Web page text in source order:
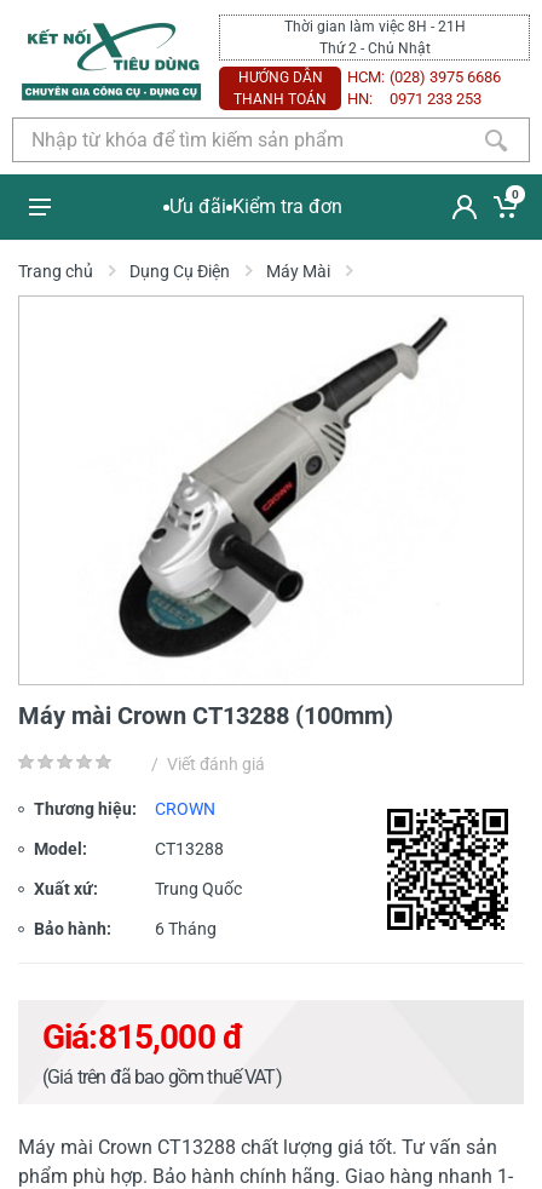
Thời gian làm việc 8H - 21H
Thứ 2 - Chủ Nhật
HƯỚNG DẪN
THANH TOÁN
HCM: (028) 3975 6686
HN:
0971 233 253
Ưu đãi Kiểm tra đơn
0
Trang chủ Dụng Cụ Điện Máy Mài
Máy mài Crown CT13288 (100mm)
/ Viết đánh giá
Thương hiệu: CROWN
Model: CT13288
Xuất xứ: Trung Quốc
Bảo hành: 6 Tháng
Giá:815,000 đ
(Giá trên đã bao gồm thuế VAT)
Máy mài Crown CT13288 chất lượng giá tốt. Tư vấn sản
phẩm phù hợp. Bảo hành chính hãng. Giao hàng nhanh 1-